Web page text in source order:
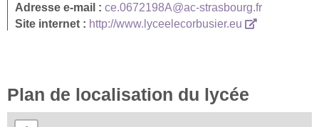
Adresse e-mail : ce.0672198A@ac-strasbourg.fr
Site internet : http://www.lyceelecorbusier.eu
Plan de localisation du lycée